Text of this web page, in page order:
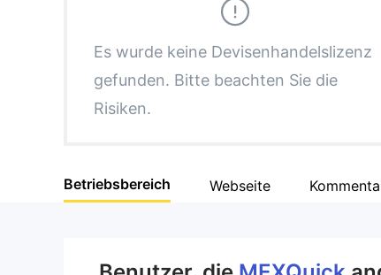
5
6
7
8
Es wurde keine Devisenhandelslizenz
gefunden. Bitte beachten Sie die
Risiken.
Betriebsbereich Webseite